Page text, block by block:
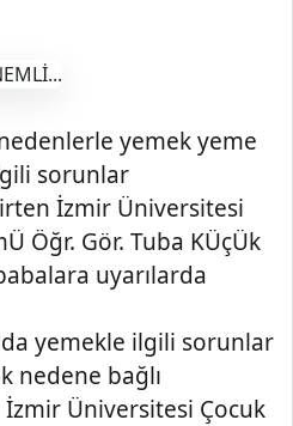
yemek yeme
sorunlar
İzmir Üniversitesi
Öğr. Gör. Tuba KÜçÜk
uyarılarda
yemekle ilgili sorunlar
nedene bağlı
Üniversitesi Çocuk